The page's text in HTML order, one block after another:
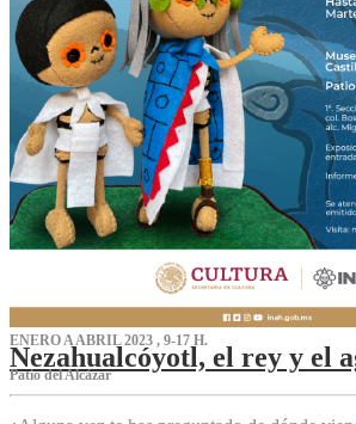
ENERO A ABRIL 2023 , 9-17 H.
Nezahualcóyotl, el rey y el
Patio del Alcázar